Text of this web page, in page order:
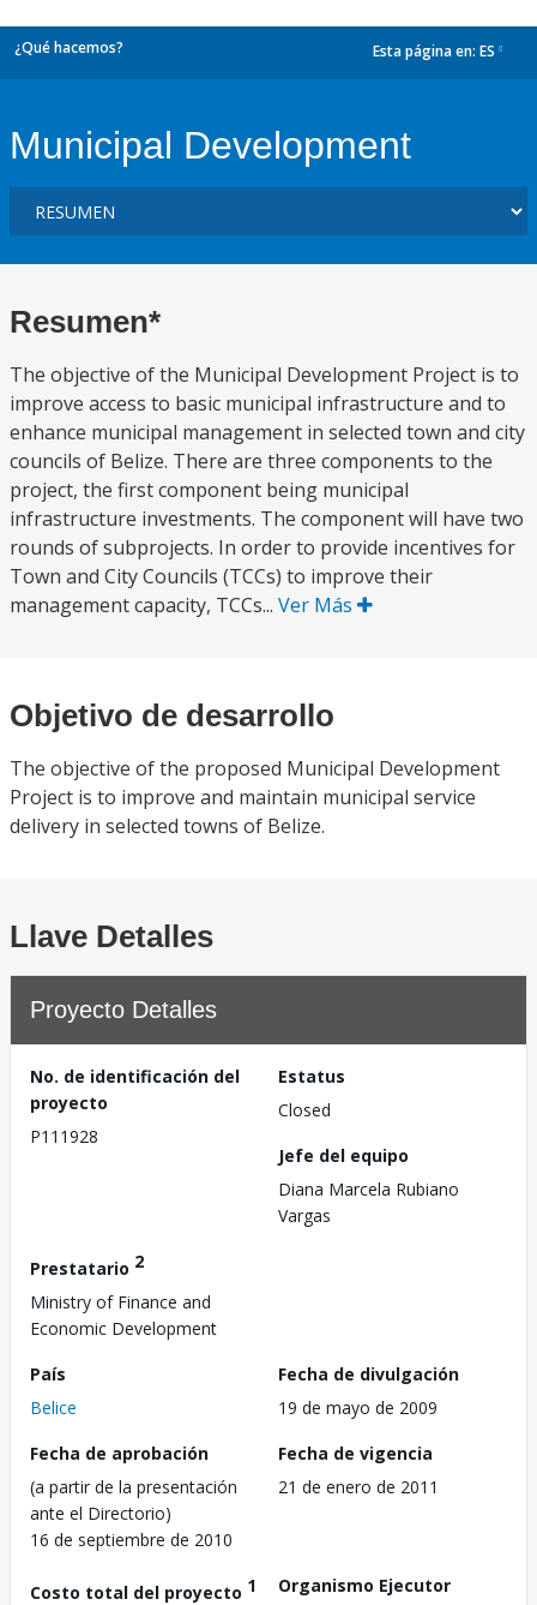
¿Qué hacemos? Esta página en: ES
Municipal Development
Resumen*
The objective of the Municipal Development Project is to
improve access to basic municipal infrastructure and to
enhance municipal management in selected town and city
councils of Belize. There are three components to the
project, the first component being municipal
infrastructure investments. The component will have two
rounds of subprojects. In order to provide incentives for
Town and City Councils (TCCs) to improve their
management capacity, TCCs... Ver Más
Objetivo de desarrollo
The objective of the proposed Municipal Development
Project is to improve and maintain municipal service
delivery in selected towns of Belize.
Llave Detalles
Proyecto Detalles
No. de identificación del
proyecto
P111928
Estatus
Closed
Jefe del equipo
Diana Marcela Rubiano
Vargas
Prestatario 2
Ministry of Finance and
Economic Development
País
Belice
Fecha de divulgación
19 de mayo de 2009
Fecha de aprobación
(a partir de la presentación
ante el Directorio)
16 de septiembre de 2010
Fecha de vigencia
21 de enero de 2011
Costo total del proyecto 1
Organismo Ejecutor